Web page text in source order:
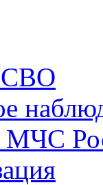
СВО
МЧС